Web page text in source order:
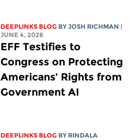
DEEPLINKS BLOG BYJOSH RICHMAN
JUNE 4, 2026
EFF Testifies to
Congress on Protecting
Americans’ Rights from
Government AI
DEEPLINKS BLOG BY RINDALA